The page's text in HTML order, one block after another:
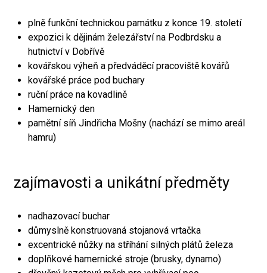
plně funkční technickou památku z konce 19. století
expozici k dějinám železářství na Podbrdsku a
hutnictví v Dobřívě
kovářskou výheň a předváděcí pracoviště kovářů
kovářské práce pod buchary
ruční práce na kovadlině
Hamernický den
pamětní síň Jindřicha Mošny (nachází se mimo areál
hamru)
zajímavosti a unikátní předměty
nadhazovací buchar
důmyslně konstruovaná stojanová vrtačka
excentrické nůžky na stříhání silných plátů železa
doplňkové hamernické stroje (brusky, dynamo)